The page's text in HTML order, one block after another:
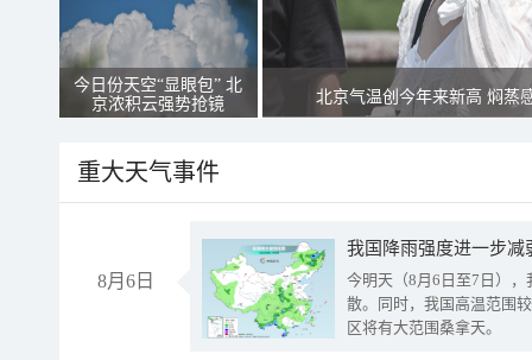
今日份天空“显眼包” 北
京浓积云强势抢镜
北京气温创今年来新高 焖蒸
重大天气事件
8月6日
今明天（8月6日至7日）
散。同时，我国高温范围
区将有大范围桑拿天。